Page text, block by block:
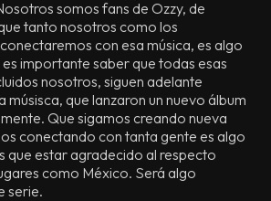
somos fans de Ozzy, de
tanto nosotros como los
con esa música, es algo
importante saber que todas esas
nosotros, siguen adelante
que lanzaron un nuevo álbum
Que sigamos creando nueva
conectando con tanta gente es algo
que estar agradecido al respecto
como México. Será algo
serie.